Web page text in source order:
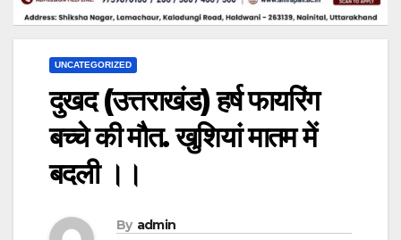
UNCATEGORIZED
दुखद (उत्तराखंड) हर्ष फायरिंग
बच्चे की मौत. खुशियां मातम में
बदली ।।
By admin